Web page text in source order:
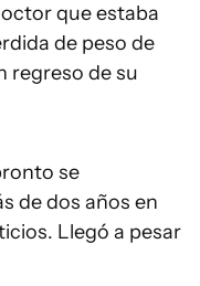
que estaba
de peso de
regreso de su
se
de dos años en
Llegó a pesar